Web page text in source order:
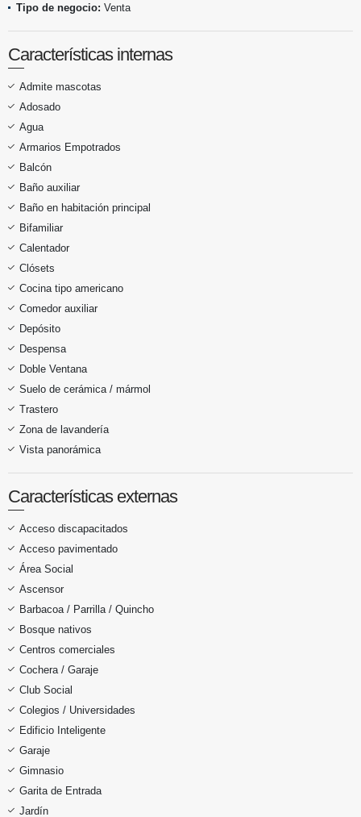
Tipo de negocio: Venta
Características internas
Admite mascotas
Adosado
Agua
Armarios Empotrados
Balcón
Baño auxiliar
Baño en habitación principal
Bifamiliar
Calentador
Clósets
Cocina tipo americano
Comedor auxiliar
Depósito
Despensa
Doble Ventana
Suelo de cerámica / mármol
Trastero
Zona de lavandería
Vista panorámica
Características externas
Acceso discapacitados
Acceso pavimentado
Área Social
Ascensor
Barbacoa / Parrilla / Quincho
Bosque nativos
Centros comerciales
Cochera / Garaje
Club Social
Colegios / Universidades
Edificio Inteligente
Garaje
Gimnasio
Garita de Entrada
Jardín